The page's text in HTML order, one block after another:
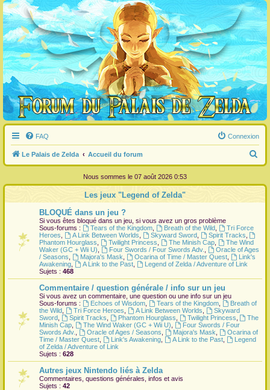
FAQ Connexion
Le Palais de Zelda Accueil du forum
e
c
Nous sommes le 07 août 2026 0:53
Les jeux "Legend of Zelda"
BLOQUÉ dans un jeu ?
Si vous êtes bloqué dans un jeu, si vous avez un gros problème
Sous-forums :
Tears of the Kingdom, Breath of the Wild,
Tri Force
Heroes
A Link Between Worlds Skyward Sword, Spirit Tracks
Phantom Hourglass
Twilight Princess The Minish Cap,
The Wind
Waker (GC + Wii U)
Four Swords / Four Swords Adv.
Oracle of Ages
/ Seasons
Majora's Mask Ocarina of Time / Master Quest,
Link's
Awakening
A Link to the Past,
Legend of Zelda / Adventure of Link
Sujets : 468
Commentaire / question générale / info sur un jeu
Si vous avez un commentaire, une question ou une info sur un jeu
Sous-forums :
Echoes of Wisdom, Tears of the Kingdom,
Breath of
the Wild
Tri Force Heroes A Link Between Worlds
Skyward
Sword
Spirit Tracks Phantom Hourglass Twilight Princess
The
Minish Cap
The Wind Waker (GC + Wii U)
Four Swords / Four
Swords Adv.
Oracle of Ages / Seasons Majora's Mask
Ocarina of
Time / Master Quest
Link's Awakening, A Link to the Past,
Legend
of Zelda / Adventure of Link
Sujets : 628
Autres jeux Nintendo liés à Zelda
Commentaires, questions générales, infos et avis
Sujets : 42